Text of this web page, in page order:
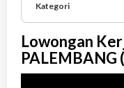
Kategori
Lowongan
PALEMBANG